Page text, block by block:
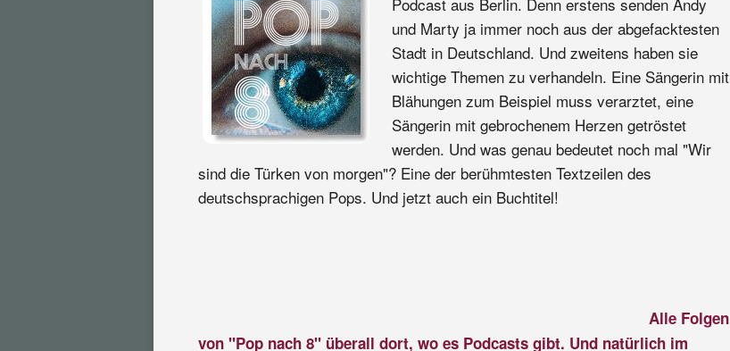
und Marty ja immer noch aus der abgefacktesten
Stadt in Deutschland. Und zweitens haben sie
wichtige Themen zu verhandeln. Eine Sängerin mit
Blähungen zum Beispiel muss verarztet, eine
Sängerin mit gebrochenem Herzen getröstet
werden. Und was genau bedeutet noch mal "Wir
sind die Türken von morgen"? Eine der berühmtesten Textzeilen des
deutschsprachigen Pops. Und jetzt auch ein Buchtitel!
Alle Folgen
von "Pop nach 8" überall dort, wo es Podcasts gibt. Und natürlich im